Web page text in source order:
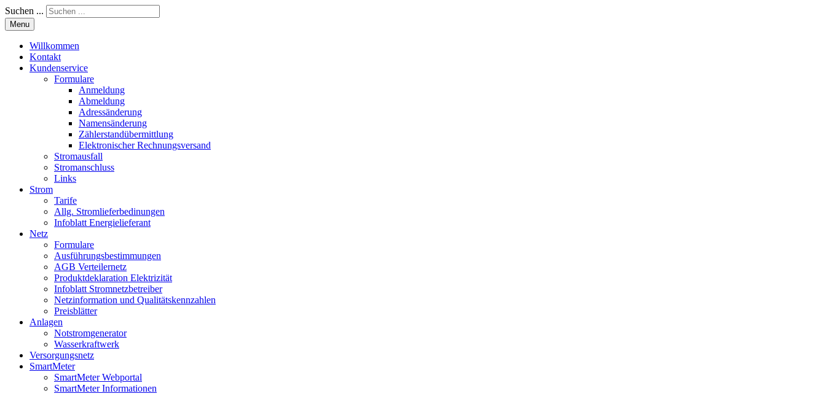
Suchen ...
Menu
Willkommen
Kontakt
Kundenservice
Formulare
Anmeldung
Abmeldung
Adressänderung
Namensänderung
Zählerstandübermittlung
Elektronischer Rechnungsversand
Stromausfall
Stromanschluss
Links
Strom
Tarife
Allg. Stromlieferbedinungen
Infoblatt Energielieferant
Netz
Formulare
Ausführungsbestimmungen
AGB Verteilernetz
Produktdeklaration Elektrizität
Infoblatt Stromnetzbetreiber
Netzinformation und Qualitätskennzahlen
Preisblätter
Anlagen
Notstromgenerator
Wasserkraftwerk
Versorgungsnetz
SmartMeter
SmartMeter Webportal
SmartMeter Informationen